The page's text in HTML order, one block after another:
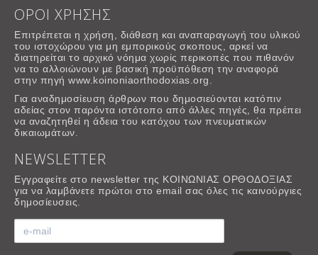
ΟΡΟΙ ΧΡΗΣΗΣ
Επιτρέπεται η χρήση, διάθεση και αναπαραγωγή του υλικού
του ιστοχώρου για μη εμπορικούς σκοπους, αρκεί να
διατηρείται το αρχικό νόημα χωρίς περικοπές που πιθανόν
να το αλλοιώνουν με βασική προϋπόθεση την αναφορά
στην πηγή www.koinoniaorthodoxias.org.
Για αναδημοσίευση άρθρων που δημοσιεύονται κατόπιν
αδείας στον παρόντα ιστότοπο από άλλες πηγές, θα πρέπει
να αναζητηθεί η άδεια του κατόχου των πνευματικών
δικαιωμάτων.
NEWSLETTER
Εγγραφείτε στο newsletter της ΚΟΙΝΩΝΙΑΣ ΟΡΘΟΔΟΞΙΑΣ
για να λαμβάνετε πρώτοι στο email σας όλες τις καινούργιες
δημοσίευσεις.